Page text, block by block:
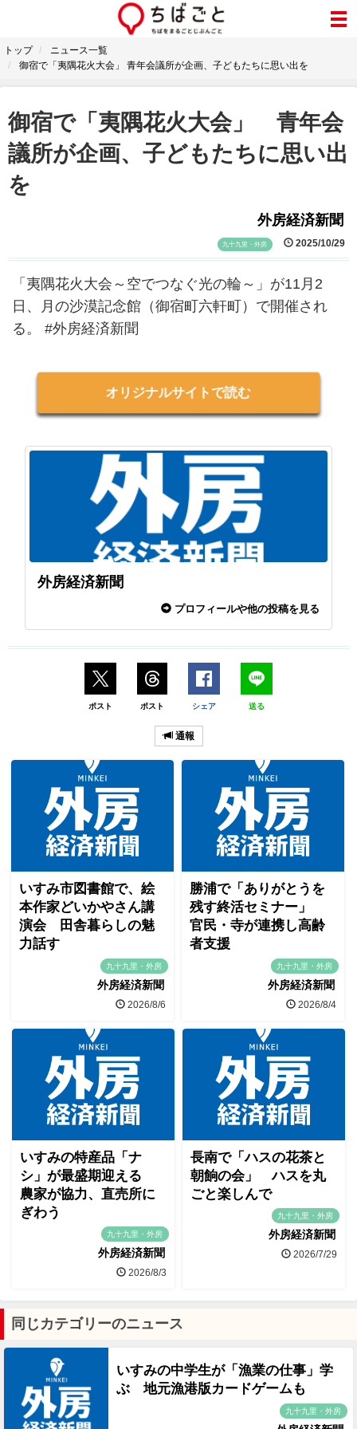
トップ
ニュース一覧
御宿で「夷隅花火大会」 青年会議所が企画、子どもたちに思い出を
御宿で「夷隅花火大会」 青年会
議所が企画、子どもたちに思い出
を
外房経済新聞
九十九里・外房 2025/10/29
「夷隅花火大会～空でつなぐ光の輪～」が11月2
日、月の沙漠記念館（御宿町六軒町）で開催され
る。 #外房経済新聞
オリジナルサイトで読む
外房経済新聞
プロフィールや他の投稿を見る
ポスト ポスト シェア 送る
通報
いすみ市図書館で、絵
本作家どいかやさん講
演会 田舎暮らしの魅
力話す
九十九里・外房
外房経済新聞
2026/8/6
勝浦で「ありがとうを
残す終活セミナー」
官民・寺が連携し高齢
者支援
九十九里・外房
外房経済新聞
2026/8/4
いすみの特産品「ナ
シ」が最盛期迎える
農家が協力、直売所に
ぎわう
九十九里・外房
外房経済新聞
2026/8/3
長南で「ハスの花茶と
朝餉の会」 ハスを丸
ごと楽しんで
九十九里・外房
外房経済新聞
2026/7/29
同じカテゴリーのニュース
いすみの中学生が「漁業の仕事」学
ぶ 地元漁港版カードゲームも
九十九里・外房